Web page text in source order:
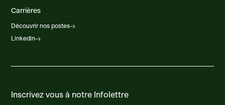
Carrières
Découvrir nos postes
Linkedin
Inscrivez vous à notre Infolettre